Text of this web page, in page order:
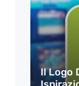
Il Logo